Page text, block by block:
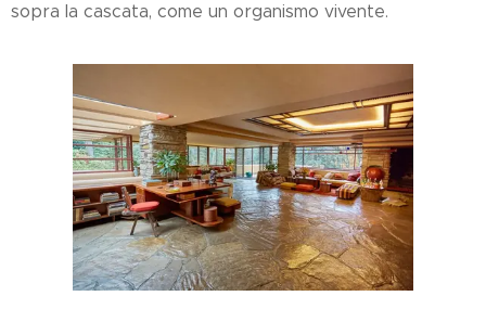
sopra la cascata, come un organismo vivente.